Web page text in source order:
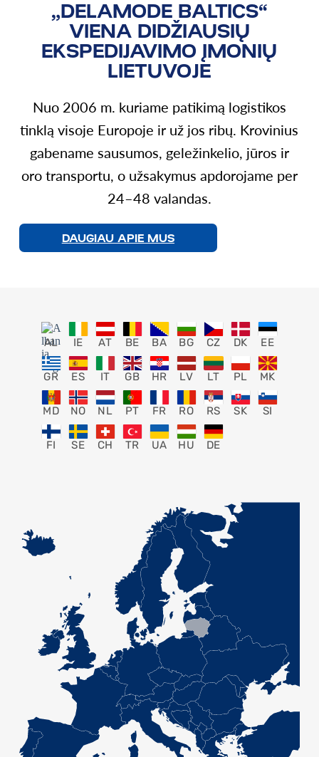
„DELAMODE BALTICS“
VIENA DIDŽIAUSIŲ
EKSPEDIJAVIMO ĮMONIŲ
LIETUVOJE
Nuo 2006 m. kuriame patikimą logistikos
tinklą visoje Europoje ir už jos ribų. Krovinius
gabename sausumos, geležinkelio, jūros ir
oro transportu, o užsakymus apdorojame per
24–48 valandas.
DAUGIAU APIE MUS
AL IE AT BE BA BG CZ DK EE
GR ES IT GB HR LV LT PL MK
MD NO NL PT FR RO RS SK SI
FI SE CH TR UA HU DE